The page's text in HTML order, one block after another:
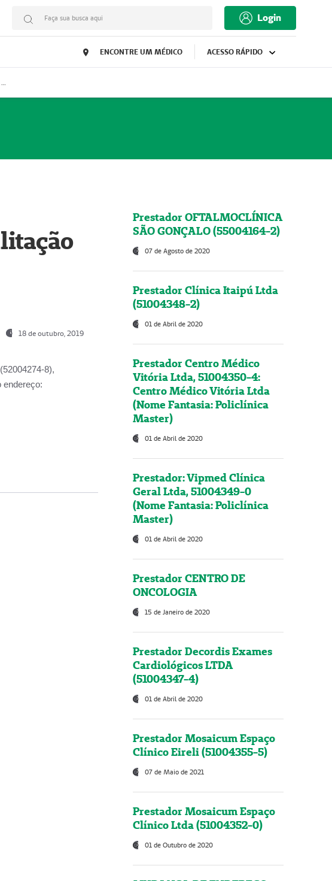
Faça sua busca aqui Login
ENCONTRE UM MÉDICO ACESSO RÁPIDO
Prestador CERPAM – Centro de Reabilitação S/S Ltda-ME (52004274-8)
18 de outubro, 2019
(52004274-8),
endereço:
Prestador OFTALMOCLÍNICA
SÃO GONÇALO (55004164-2)
07 de Agosto de 2020
Prestador Clínica Itaipú Ltda
(51004348-2)
01 de Abril de 2020
Prestador Centro Médico
Vitória Ltda, 51004350-4:
Centro Médico Vitória Ltda
(Nome Fantasia: Policlínica
Master)
01 de Abril de 2020
Prestador: Vipmed Clínica
Geral Ltda, 51004349-0
(Nome Fantasia: Policlínica
Master)
01 de Abril de 2020
Prestador CENTRO DE
ONCOLOGIA
15 de Janeiro de 2020
Prestador Decordis Exames
Cardiológicos LTDA
(51004347-4)
01 de Abril de 2020
Prestador Mosaicum Espaço
Clínico Eireli (51004355-5)
07 de Maio de 2021
Prestador Mosaicum Espaço
Clínico Ltda (51004352-0)
01 de Outubro de 2020